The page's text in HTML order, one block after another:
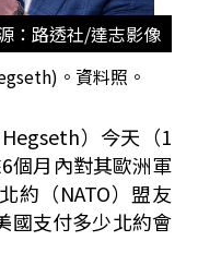
：路透社/達志影像
。資料照。
）今天（1
個月內對其歐洲軍
約（NATO）盟友
國支付多少北約會